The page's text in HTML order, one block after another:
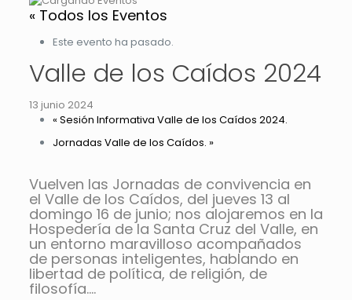
« Todos los Eventos
Este evento ha pasado.
Valle de los Caídos 2024
13 junio 2024
« Sesión Informativa Valle de los Caídos 2024.
Jornadas Valle de los Caídos. »
Vuelven las Jornadas de convivencia en
el Valle de los Caídos, del jueves 13 al
domingo 16 de junio; nos alojaremos en la
Hospedería de la Santa Cruz del Valle, en
un entorno maravilloso acompañados
de personas inteligentes, hablando en
libertad de política, de religión, de
filosofía….